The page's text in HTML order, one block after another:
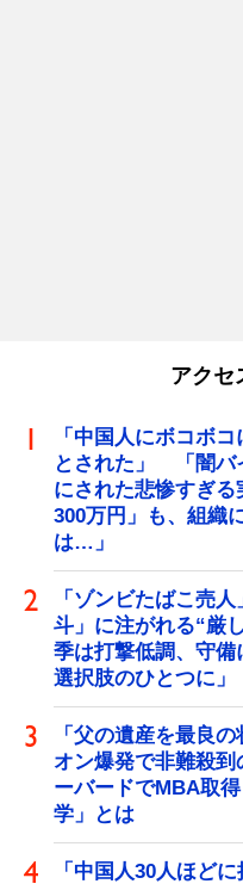
アクセ
「中国人にボコボ
とされた」 「闇バ
にされた悲惨すぎ
300万円」も、組織
は…」
「ゾンビたばこ売
斗」に注がれる“厳
季は打撃低調、守
選択肢のひとつに」
「父の遺産を最良
オン爆発で非難殺
ーバードでMBA取
学」とは
「中国人30人ほど